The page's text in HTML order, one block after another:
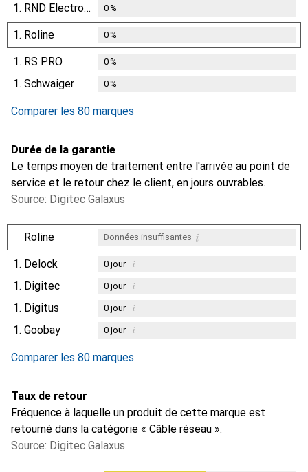
1. RND Electronics 0%
1. Roline 0%
1. RS PRO 0%
1. Schwaiger 0%
Comparer les 80 marques
Durée de la garantie
Le temps moyen de traitement entre l'arrivée au point de
service et le retour chez le client, en jours ouvrables.
Source: Digitec Galaxus
Roline Données insuffisantes i
1. Delock 0jour i
1. Digitec 0jour i
1. Digitus 0jour i
1. Goobay 0jour i
Comparer les 80 marques
Taux de retour
Fréquence à laquelle un produit de cette marque est
retourné dans la catégorie « Câble réseau ».
Source: Digitec Galaxus